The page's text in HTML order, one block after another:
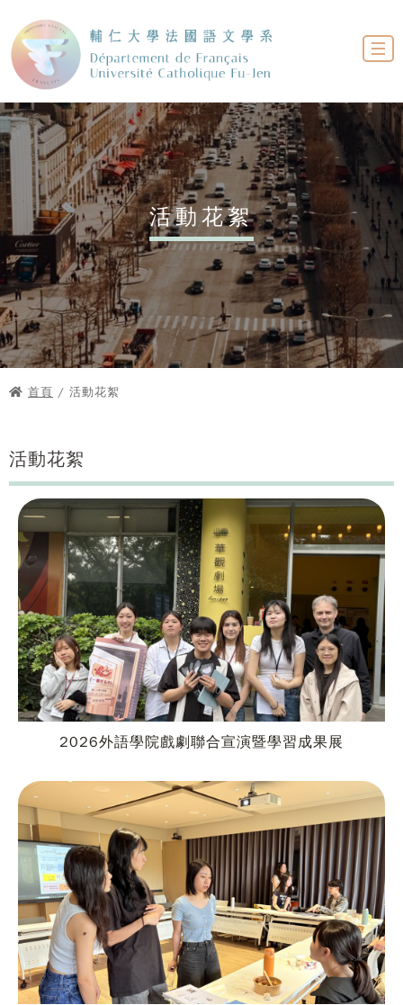
活動花絮
首頁 / 活動花絮
活動花絮
2026外語學院戲劇聯合宣演暨學習成果展